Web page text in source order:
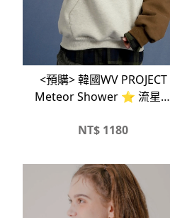
<預購> 韓國WV PROJECT
Meteor Shower ⭐️ 流星雨
NT$ 1180